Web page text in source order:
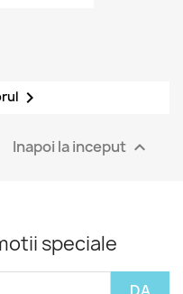

Inapoi la inceput 
speciale